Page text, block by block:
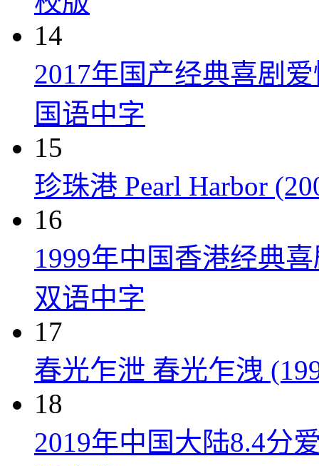
14
2017年国产经典喜剧
国语中字
15
珍珠港 Pearl Harbor
16
1999年中国香港经典
双语中字
17
春光乍泄 春光乍洩
18
2019年中国大陆8.4分